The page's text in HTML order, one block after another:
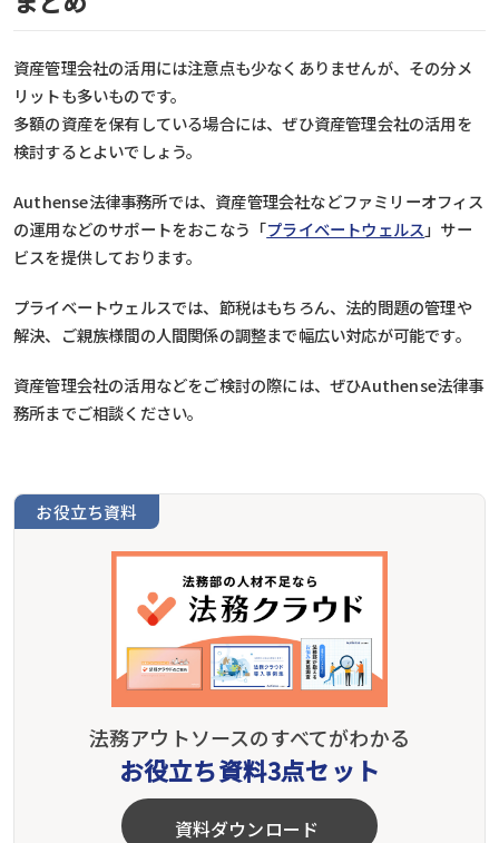
資産管理会社の活用には注意点も少なくありませんが、その分メ
リットも多いものです。
多額の資産を保有している場合には、ぜひ資産管理会社の活用を
検討するとよいでしょう。
Authense法律事務所では、資産管理会社などファミリーオフィス
の運用などのサポートをおこなう「プライベートウェルス」サー
ビスを提供しております。
プライベートウェルスでは、節税はもちろん、法的問題の管理や
解決、ご親族様間の人間関係の調整まで幅広い対応が可能です。
資産管理会社の活用などをご検討の際には、ぜひAuthense法律事
務所までご相談ください。
お役立ち資料
法務アウトソースのすべてがわかる
お役立ち資料3点セット
資料ダウンロード